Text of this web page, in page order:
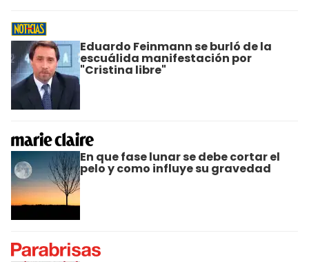
Eduardo Feinmann se burló de la
escuálida manifestación por
"Cristina libre"
En que fase lunar se debe cortar el
pelo y como influye su gravedad